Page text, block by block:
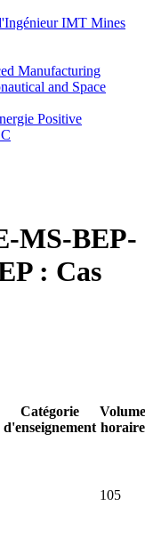
IMT Mines
Manufacturing
and Space
Positive
MS-BEP-
: Cas
Catégorie
d'enseignement
Volume
horaire
105